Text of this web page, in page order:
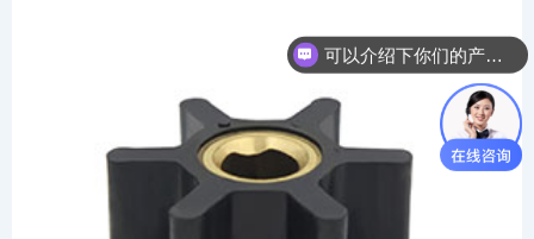
可以介绍下你们的产品么